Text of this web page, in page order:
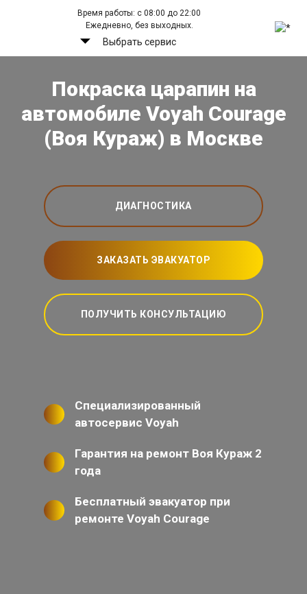
Время работы: с 08:00 до 22:00
Ежедневно, без выходных.
Выбрать сервис
Покраска царапин на
автомобиле Voyah Courage
(Воя Кураж) в Москве
ДИАГНОСТИКА
ЗАКАЗАТЬ ЭВАКУАТОР
ПОЛУЧИТЬ КОНСУЛЬТАЦИЮ
Специализированный
автосервис Voyah
Гарантия на ремонт Воя Кураж 2
года
Бесплатный эвакуатор при
ремонте Voyah Courage